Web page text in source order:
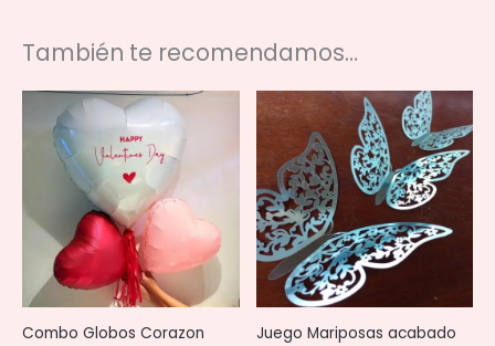
También te recomendamos…
Combo Globos Corazon
Juego Mariposas acabado